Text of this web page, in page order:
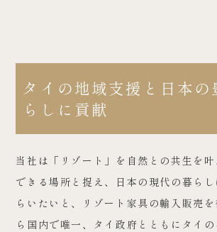
タイの地域支援と日本の
らしに貢献
当社は「リゾート」を自然との共生を
できる場所と捉え、日本の現代の暮らし
らいたいと、リゾート家具の輸入販売
ら国内で唯一、タイ政府とともにタイ